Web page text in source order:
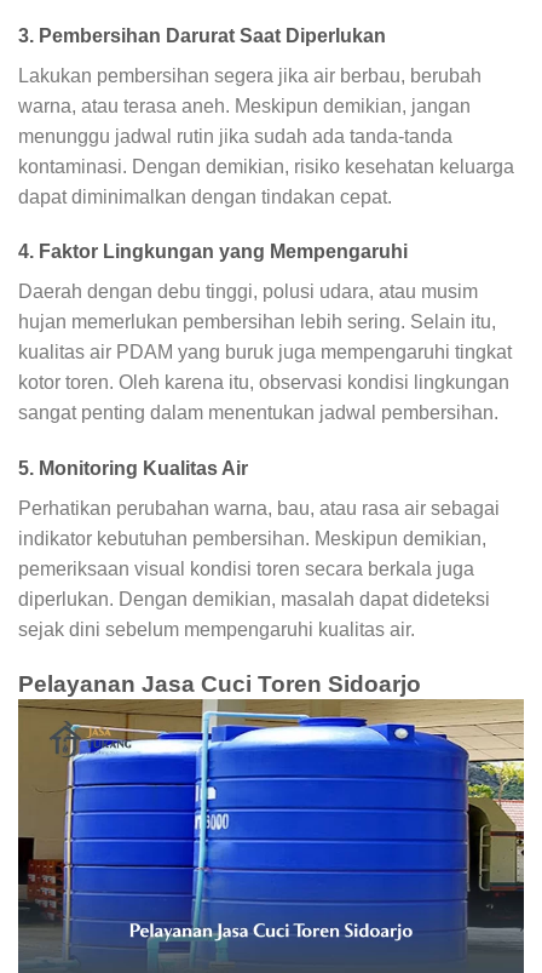
3. Pembersihan Darurat Saat Diperlukan
Lakukan pembersihan segera jika air berbau, berubah
warna, atau terasa aneh. Meskipun demikian, jangan
menunggu jadwal rutin jika sudah ada tanda-tanda
kontaminasi. Dengan demikian, risiko kesehatan keluarga
dapat diminimalkan dengan tindakan cepat.
4. Faktor Lingkungan yang Mempengaruhi
Daerah dengan debu tinggi, polusi udara, atau musim
hujan memerlukan pembersihan lebih sering. Selain itu,
kualitas air PDAM yang buruk juga mempengaruhi tingkat
kotor toren. Oleh karena itu, observasi kondisi lingkungan
sangat penting dalam menentukan jadwal pembersihan.
5. Monitoring Kualitas Air
Perhatikan perubahan warna, bau, atau rasa air sebagai
indikator kebutuhan pembersihan. Meskipun demikian,
pemeriksaan visual kondisi toren secara berkala juga
diperlukan. Dengan demikian, masalah dapat dideteksi
sejak dini sebelum mempengaruhi kualitas air.
Pelayanan Jasa Cuci Toren Sidoarjo